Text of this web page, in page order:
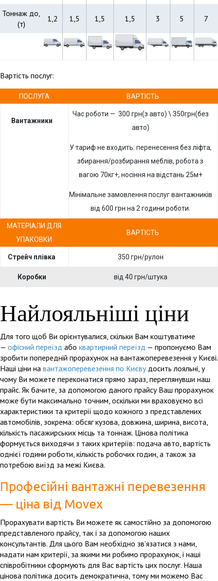
Тоннаж до,
(т)
1,2 1,5 1,5 1,5 3 5 7
Вартість послуг:
ПОСЛУГА ВАРТІСТЬ
Вантажники
Час роботи — 300 грн(з авто) \ 350грн(без
авто)
У тариф не входить: перенесення без ліфта,
збирання/розбирання меблів, робота з
вагою 70кг+, носіння на відстань 25м+
Мінімальне замовлення послуг вантажників
від 600 грн на 2 години роботи.
МАТЕРІАЛИ ДЛЯ
УПАКОВКИ
ВАРТІСТЬ
Стрейч плівка 350 грн/рулон
Коробки від 40 грн/штука
Найлояльніші ціни
Для того щоб Ви орієнтувалися, скільки Вам коштуватиме
— офісний переїзд або квартирний переїзд — пропонуємо Вам
зробити попередній прорахунок на вантажоперевезення у Києві.
Наші ціни на вантажоперевезення по Києвудосить лояльні, у
чому Ви можете переконатися прямо зараз, переглянувши наш
прайс. Як бачите, за допомогою даного прайсу Ваш прорахунок
може бути максимально точним, оскільки ми враховуємо всі
характеристики та критерії щодо кожного з представлених
автомобілів, зокрема: обсяг кузова, довжина, ширина, висота,
кількість пасажирських місць та тоннаж. Цінова політика
формується виходячи з таких критеріїв: подача авто, вартість
однієї години роботи, кількість робочих годин, а також за
потребою виїзд за межі Києва.
Професійні вантажні перевезення
— ціна від Movex
Прорахувати вартість Ви можете як самостійно за допомогою
представленого прайсу, так і за допомогою наших
консультантів. Для цього Вам необхідно зв'язатися з нами,
надати нам критерії, за якими ми робимо прорахунок, і наші
співробітники сформують для Вас вартість цих послуг. Наша
цінова політика досить демократична, тому ми можемо Вас